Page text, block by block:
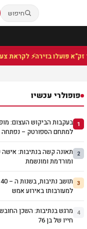
חיפוש
⚡ לקראת צעדת
פופולרי עכשיו
1 בעקבות הביקוש העצום:
למתחם הספורטק – נפתחה
2
ומורדמת ומונשמת
3
למעורבותו באירוע אמש
4 מרגש בנתיבות: השכן
חייו של בן 76